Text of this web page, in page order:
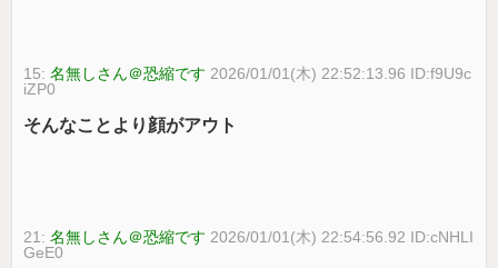
15:名無しさん＠恐縮です 2026/01/01(木) 22:52:13.96 ID:f9U9c
iZP0
そんなことより顔がアウト
21:名無しさん＠恐縮です 2026/01/01(木) 22:54:56.92 ID:cNHLI
GeE0